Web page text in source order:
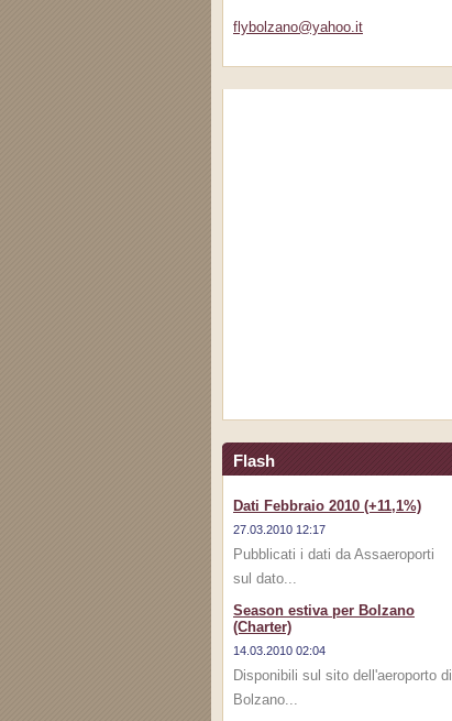
flybolzano@yahoo.it
Flash
Dati Febbraio 2010 (+11,1%)
27.03.2010 12:17
Pubblicati i dati da Assaeroporti
sul dato...
Season estiva per Bolzano
(Charter)
14.03.2010 02:04
Disponibili sul sito dell'aeroporto di
Bolzano...